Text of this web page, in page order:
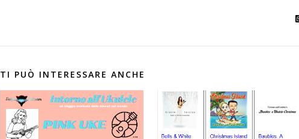
TI PUÒ INTERESSARE ANCHE